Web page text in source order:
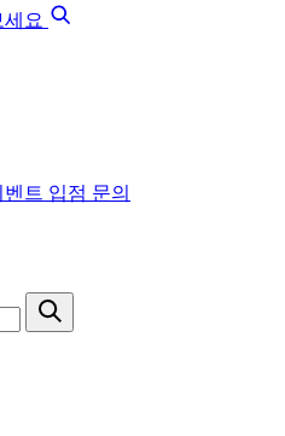
요
트 입점 문의